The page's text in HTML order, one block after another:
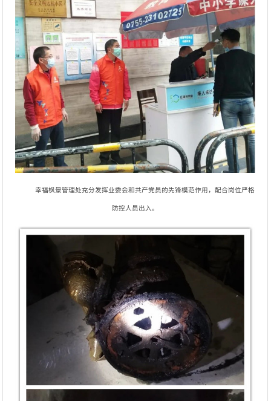
幸福枫景管理处充分发挥业委会和共产党员的先锋模范作用，配合岗位严格
防控人员出入。